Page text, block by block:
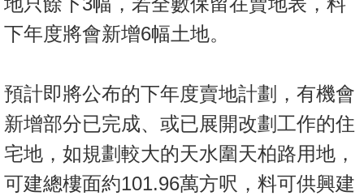
下年度將會新增6幅土地。
預計即將公布的下年度賣地計劃，有機會
新增部分已完成、或已展開改劃工作的住
宅地，如規劃較大的天水圍天柏路用地，
可建總樓面約101.96萬方呎，料可供興建